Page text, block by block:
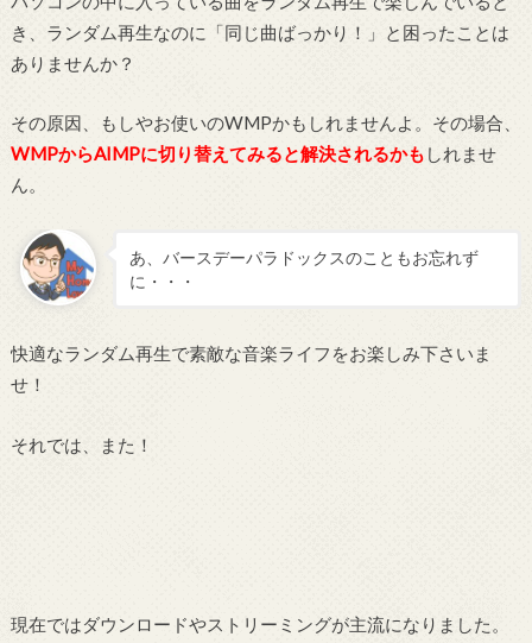
き、ランダム再生なのに「同じ曲ばっかり！」と困ったことは
ありませんか？
その原因、もしやお使いのWMPかもしれませんよ。その場合、
WMPからAIMPに切り替えてみると解決されるかも しれませ
ん。
あ、バースデーパラドックスのこともお忘れず
に・・・
快適なランダム再生で素敵な音楽ライフをお楽しみ下さいま
せ！
それでは、また！
現在ではダウンロードやストリーミングが主流になりました。